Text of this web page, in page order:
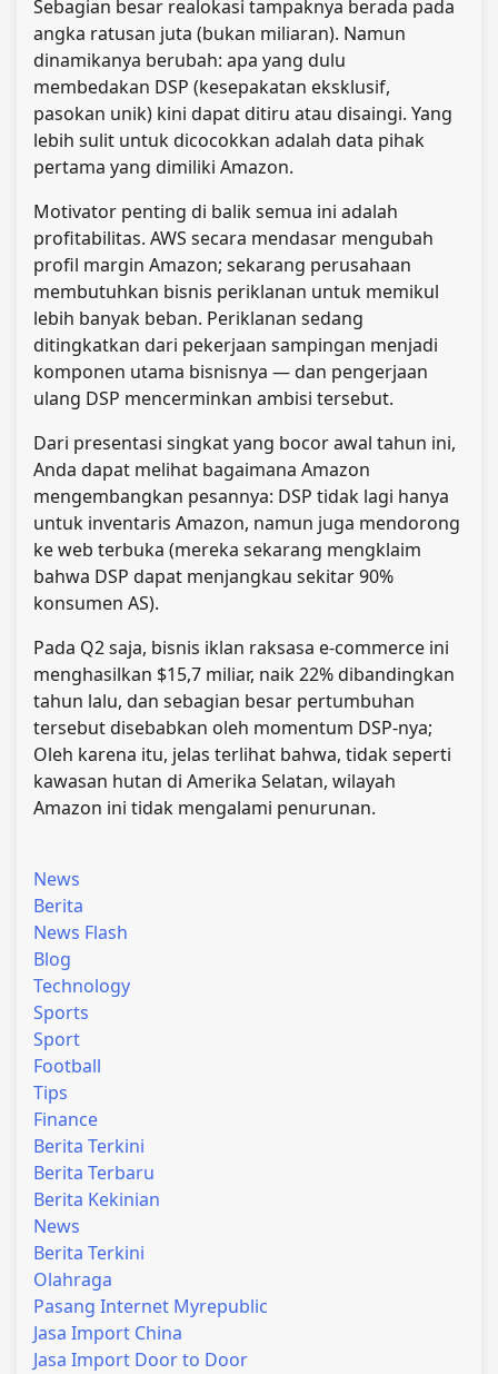
Sebagian besar realokasi tampaknya berada pada
angka ratusan juta (bukan miliaran). Namun
dinamikanya berubah: apa yang dulu
membedakan DSP (kesepakatan eksklusif,
pasokan unik) kini dapat ditiru atau disaingi. Yang
lebih sulit untuk dicocokkan adalah data pihak
pertama yang dimiliki Amazon.
Motivator penting di balik semua ini adalah
profitabilitas. AWS secara mendasar mengubah
profil margin Amazon; sekarang perusahaan
membutuhkan bisnis periklanan untuk memikul
lebih banyak beban. Periklanan sedang
ditingkatkan dari pekerjaan sampingan menjadi
komponen utama bisnisnya — dan pengerjaan
ulang DSP mencerminkan ambisi tersebut.
Dari presentasi singkat yang bocor awal tahun ini,
Anda dapat melihat bagaimana Amazon
mengembangkan pesannya: DSP tidak lagi hanya
untuk inventaris Amazon, namun juga mendorong
ke web terbuka (mereka sekarang mengklaim
bahwa DSP dapat menjangkau sekitar 90%
konsumen AS).
Pada Q2 saja, bisnis iklan raksasa e-commerce ini
menghasilkan $15,7 miliar, naik 22% dibandingkan
tahun lalu, dan sebagian besar pertumbuhan
tersebut disebabkan oleh momentum DSP-nya;
Oleh karena itu, jelas terlihat bahwa, tidak seperti
kawasan hutan di Amerika Selatan, wilayah
Amazon ini tidak mengalami penurunan.
News
Berita
News Flash
Blog
Technology
Sports
Sport
Football
Tips
Finance
Berita Terkini
Berita Terbaru
Berita Kekinian
News
Berita Terkini
Olahraga
Pasang Internet Myrepublic
Jasa Import China
Jasa Import Door to Door